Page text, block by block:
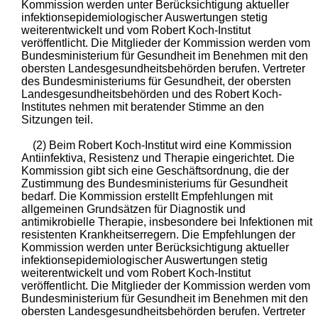
Kommission werden unter Berücksichtigung aktueller
infektionsepidemiologischer Auswertungen stetig
weiterentwickelt und vom Robert Koch-Institut
veröffentlicht. Die Mitglieder der Kommission werden vom
Bundesministerium für Gesundheit im Benehmen mit den
obersten Landesgesundheitsbehörden berufen. Vertreter
des Bundesministeriums für Gesundheit, der obersten
Landesgesundheitsbehörden und des Robert Koch-
Institutes nehmen mit beratender Stimme an den
Sitzungen teil.
(2) Beim Robert Koch-Institut wird eine Kommission
Antiinfektiva, Resistenz und Therapie eingerichtet. Die
Kommission gibt sich eine Geschäftsordnung, die der
Zustimmung des Bundesministeriums für Gesundheit
bedarf. Die Kommission erstellt Empfehlungen mit
allgemeinen Grundsätzen für Diagnostik und
antimikrobielle Therapie, insbesondere bei Infektionen mit
resistenten Krankheitserregern. Die Empfehlungen der
Kommission werden unter Berücksichtigung aktueller
infektionsepidemiologischer Auswertungen stetig
weiterentwickelt und vom Robert Koch-Institut
veröffentlicht. Die Mitglieder der Kommission werden vom
Bundesministerium für Gesundheit im Benehmen mit den
obersten Landesgesundheitsbehörden berufen. Vertreter